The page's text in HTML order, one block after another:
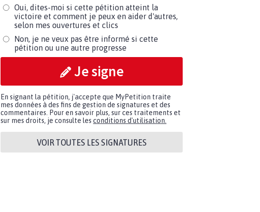
Oui, dites-moi si cette pétition atteint la
victoire et comment je peux en aider d'autres,
selon mes ouvertures et clics
Non, je ne veux pas être informé si cette
pétition ou une autre progresse
Je signe
En signant la pétition, j'accepte que MyPetition traite
mes données à des fins de gestion de signatures et des
commentaires. Pour en savoir plus, sur ces traitements et
sur mes droits, je consulte les conditions d'utilisation.
VOIR TOUTES LES SIGNATURES